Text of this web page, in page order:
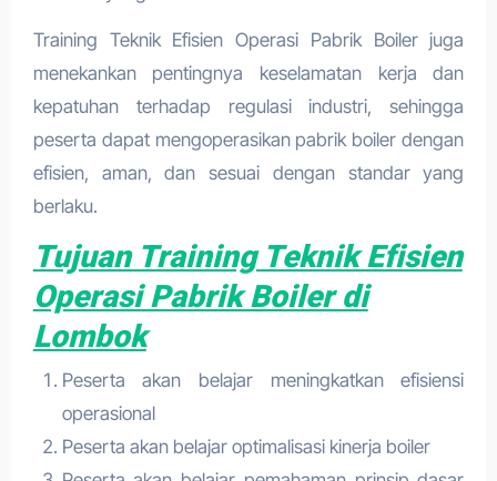
Training Teknik Efisien Operasi Pabrik Boiler juga
menekankan pentingnya keselamatan kerja dan
kepatuhan terhadap regulasi industri, sehingga
peserta dapat mengoperasikan pabrik boiler dengan
efisien, aman, dan sesuai dengan standar yang
berlaku.
Tujuan Training Teknik Efisien
Operasi Pabrik Boiler di
Lombok
Peserta akan belajar meningkatkan efisiensi
operasional
Peserta akan belajar optimalisasi kinerja boiler